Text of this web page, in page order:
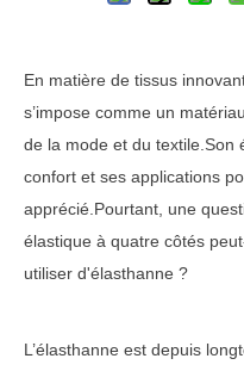
En matière de tissus
s’impose comme un
de la mode et du textile.Son
confort et ses applications
apprécié.Pourtant, une
élastique à quatre côtés
utiliser d'élasthanne ?
L’élasthanne est depuis